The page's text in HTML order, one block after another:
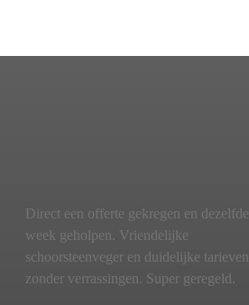
Direct een offerte gekregen en dezelfde
week geholpen. Vriendelijke
schoorsteenveger en duidelijke tarieven
zonder verrassingen. Super geregeld.